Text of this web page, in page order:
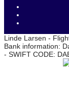
Linde Larsen -
Bank information:
- SWIFT CODE: